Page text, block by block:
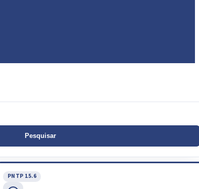
Pesquisar
PNTP 15.6